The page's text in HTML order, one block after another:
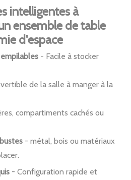
intelligentes à
ensemble de table
d'espace
- Facile à stocker
de la salle à manger à la
compartiments cachés ou
- métal, bois ou matériaux
- Configuration rapide et